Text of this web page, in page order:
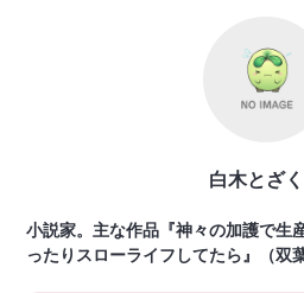
白木とざ
小説家。主な作品『神々の加護で生
ったりスローライフしてたら』（双